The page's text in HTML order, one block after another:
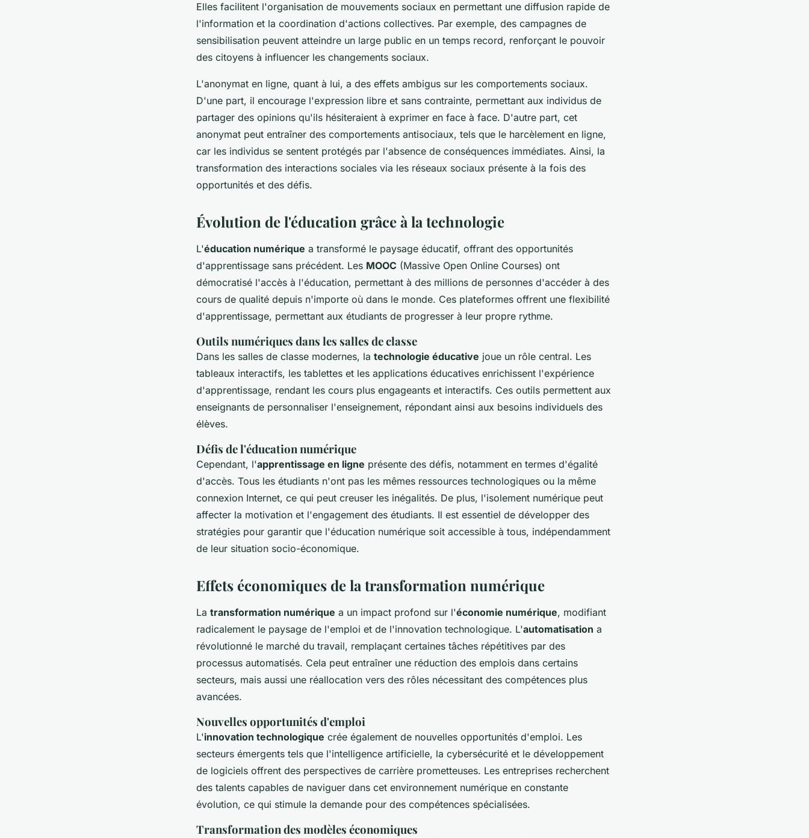
Elles facilitent l'organisation de mouvements sociaux en permettant une diffusion rapide de
l'information et la coordination d'actions collectives. Par exemple, des campagnes de
sensibilisation peuvent atteindre un large public en un temps record, renforçant le pouvoir
des citoyens à influencer les changements sociaux.
L'anonymat en ligne, quant à lui, a des effets ambigus sur les comportements sociaux.
D'une part, il encourage l'expression libre et sans contrainte, permettant aux individus de
partager des opinions qu'ils hésiteraient à exprimer en face à face. D'autre part, cet
anonymat peut entraîner des comportements antisociaux, tels que le harcèlement en ligne,
car les individus se sentent protégés par l'absence de conséquences immédiates. Ainsi, la
transformation des interactions sociales via les réseaux sociaux présente à la fois des
opportunités et des défis.
Évolution de l'éducation grâce à la technologie
L'éducation numérique a transformé le paysage éducatif, offrant des opportunités
d'apprentissage sans précédent. Les MOOC (Massive Open Online Courses) ont
démocratisé l'accès à l'éducation, permettant à des millions de personnes d'accéder à des
cours de qualité depuis n'importe où dans le monde. Ces plateformes offrent une flexibilité
d'apprentissage, permettant aux étudiants de progresser à leur propre rythme.
Outils numériques dans les salles de classe
Dans les salles de classe modernes, la technologie éducative joue un rôle central. Les
tableaux interactifs, les tablettes et les applications éducatives enrichissent l'expérience
d'apprentissage, rendant les cours plus engageants et interactifs. Ces outils permettent aux
enseignants de personnaliser l'enseignement, répondant ainsi aux besoins individuels des
élèves.
Défis de l'éducation numérique
Cependant, l'apprentissage en ligne présente des défis, notamment en termes d'égalité
d'accès. Tous les étudiants n'ont pas les mêmes ressources technologiques ou la même
connexion Internet, ce qui peut creuser les inégalités. De plus, l'isolement numérique peut
affecter la motivation et l'engagement des étudiants. Il est essentiel de développer des
stratégies pour garantir que l'éducation numérique soit accessible à tous, indépendamment
de leur situation socio-économique.
Effets économiques de la transformation numérique
La transformation numérique a un impact profond sur l'économie numérique, modifiant
radicalement le paysage de l'emploi et de l'innovation technologique. L'automatisation a
révolutionné le marché du travail, remplaçant certaines tâches répétitives par des
processus automatisés. Cela peut entraîner une réduction des emplois dans certains
secteurs, mais aussi une réallocation vers des rôles nécessitant des compétences plus
avancées.
Nouvelles opportunités d'emploi
L'innovation technologique crée également de nouvelles opportunités d'emploi. Les
secteurs émergents tels que l'intelligence artificielle, la cybersécurité et le développement
de logiciels offrent des perspectives de carrière prometteuses. Les entreprises recherchent
des talents capables de naviguer dans cet environnement numérique en constante
évolution, ce qui stimule la demande pour des compétences spécialisées.
Transformation des modèles économiques